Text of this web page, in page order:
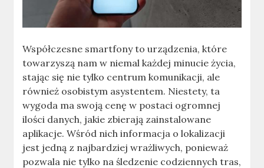
Współczesne smartfony to urządzenia, które
towarzyszą nam w niemal każdej minucie życia,
stając się nie tylko centrum komunikacji, ale
również osobistym asystentem. Niestety, ta
wygoda ma swoją cenę w postaci ogromnej
ilości danych, jakie zbierają zainstalowane
aplikacje. Wśród nich informacja o lokalizacji
jest jedną z najbardziej wrażliwych, ponieważ
pozwala nie tylko na śledzenie codziennych tras,